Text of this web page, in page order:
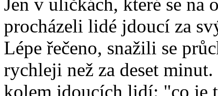
procházeli lidé jdoucí za
Lépe řečeno, snažili se
rychleji než za deset
kolem jdoucích lidí: "co je